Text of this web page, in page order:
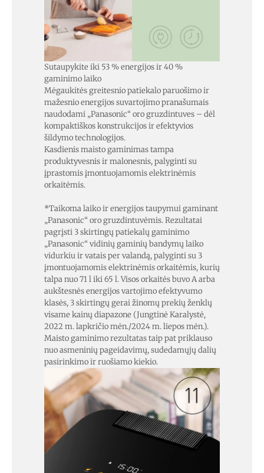
Sutaupykite iki 53 % energijos ir 40 %
gaminimo laiko
Mėgaukitės greitesnio patiekalo paruošimo ir
mažesnio energijos suvartojimo pranašumais
naudodami „Panasonic“ oro gruzdintuves – dėl
kompaktiškos konstrukcijos ir efektyvios
šildymo technologijos.
Kasdienis maisto gaminimas tampa
produktyvesnis ir malonesnis, palyginti su
įprastomis įmontuojamomis elektrinėmis
orkaitėmis.
*Taikoma laiko ir energijos taupymui gaminant
„Panasonic“ oro gruzdintuvėmis. Rezultatai
pagrįsti 3 skirtingų patiekalų gaminimo
„Panasonic“ vidinių gaminių bandymų laiko
vidurkiu ir vatais per valandą, palyginti su 3
įmontuojamomis elektrinėmis orkaitėmis, kurių
talpa nuo 71 l iki 65 l. Visos orkaitės buvo A arba
aukštesnės energijos vartojimo efektyvumo
klasės, 3 skirtingų gerai žinomų prekių ženklų
visame kainų diapazone (Jungtinė Karalystė,
2022 m. lapkričio mėn./2024 m. liepos mėn.).
Maisto gaminimo rezultatas taip pat priklauso
nuo asmeninių pageidavimų, sudedamųjų dalių
pasirinkimo ir ruošiamo kiekio.